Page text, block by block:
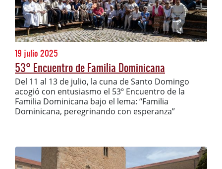
19 julio 2025
53° Encuentro de Familia Dominicana
Del 11 al 13 de julio, la cuna de Santo Domingo
acogió con entusiasmo el 53º Encuentro de la
Familia Dominicana bajo el lema: “Familia
Dominicana, peregrinando con esperanza”